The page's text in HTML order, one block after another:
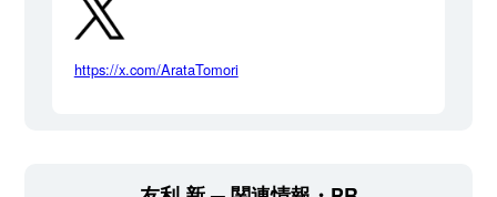
https://x.com/ArataTomori